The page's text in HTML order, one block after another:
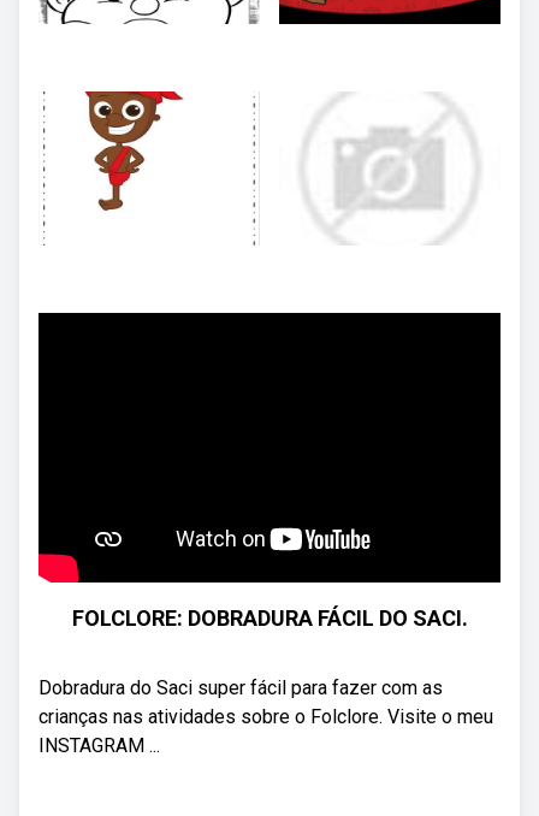
FOLCLORE: DOBRADURA FÁCIL DO SACI.
Dobradura do Saci super fácil para fazer com as
crianças nas atividades sobre o Folclore. Visite o meu
INSTAGRAM ...